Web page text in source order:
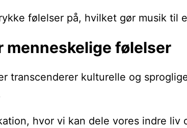
følelser på, hvilket gør musik til
menneskelige følelser
transcenderer kulturelle og
hvor vi kan dele vores indre